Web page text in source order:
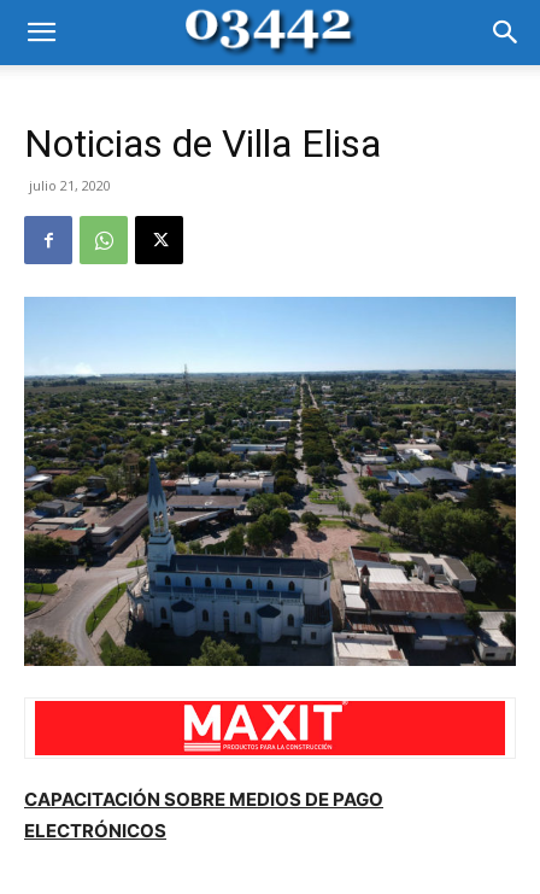
Noticias de Villa Elisa
julio 21, 2020
CAPACITACIÓN SOBRE MEDIOS DE PAGO
ELECTRÓNICOS